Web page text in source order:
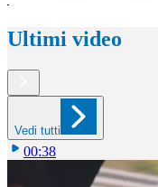
Ultimi video
Vedi tutti
00:38